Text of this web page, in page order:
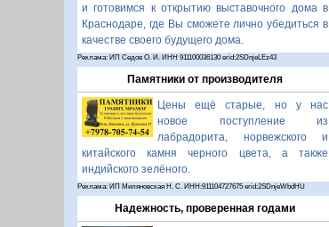
и готовимся к открытию выставочного дома в
Краснодаре, где Вы сможете лично убедиться в
качестве своего будущего дома.
Реклама: ИП Седов О. И. ИНН 911100036130 erid:2SDnjeLEz43
Памятники от производителя
Цены ещё старые, но у нас
новое поступление из
лабрадорита, норвежского и
китайского камня черного цвета, а также
индийского зелёного.
Реклама: ИП Миляновская Н. С. ИНН:911104727675 erid:2SDnjeWbdHU
Надежность, проверенная годами